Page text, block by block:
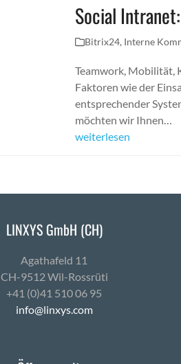
Social
Bitrix24, Interne
Teamwork, Mobilität,
Faktoren wie der
entsprechender
möchten wir Ihnen…
weiterlesen
LINXYS GmbH (CH)
Agath­afeld 11
CH-9512 Wil-Ross­rüti
+41 (0)41 510 06 95
info@linxys.com